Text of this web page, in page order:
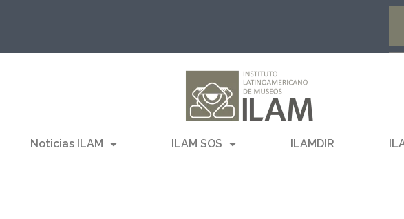
Noticias ILAM ILAM SOS ILAMDIR